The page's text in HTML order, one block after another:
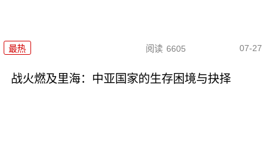
最热 阅读 6605 07-27
战火燃及里海：中亚国家的生存困境与抉择